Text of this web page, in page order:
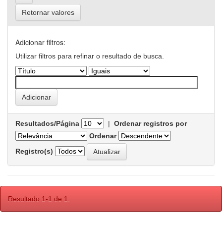
Retornar valores
Adicionar filtros:
Utilizar filtros para refinar o resultado de busca.
Resultados/Página | Ordenar registros por
Ordenar
Registro(s)
Resultado 1-1 de 1.